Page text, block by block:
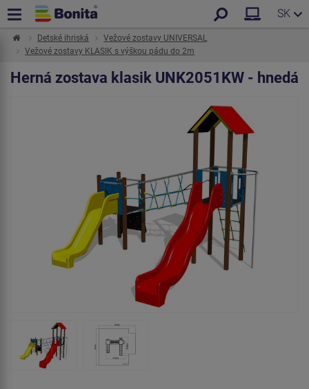
SK
Detské ihriská
Vežové zostavy UNIVERSAL
Vežové zostavy KLASIK s výškou pádu do 2m
Herná zostava klasik UNK2051KW - hnedá